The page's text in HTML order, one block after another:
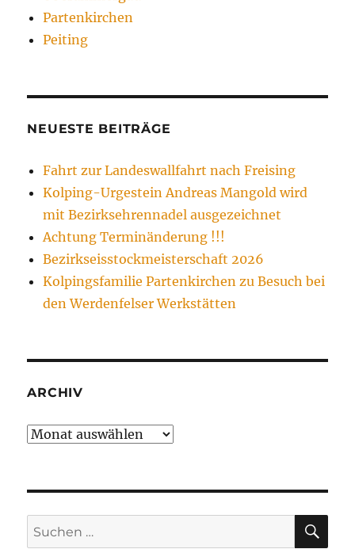
Partenkirchen
Peiting
NEUESTE BEITRÄGE
Fahrt zur Landeswallfahrt nach Freising
Kolping-Urgestein Andreas Mangold wird
mit Bezirksehrennadel ausgezeichnet
Achtung Terminänderung !!!
Bezirkseisstockmeisterschaft 2026
Kolpingsfamilie Partenkirchen zu Besuch bei
den Werdenfelser Werkstätten
ARCHIV
Archiv
Suchen